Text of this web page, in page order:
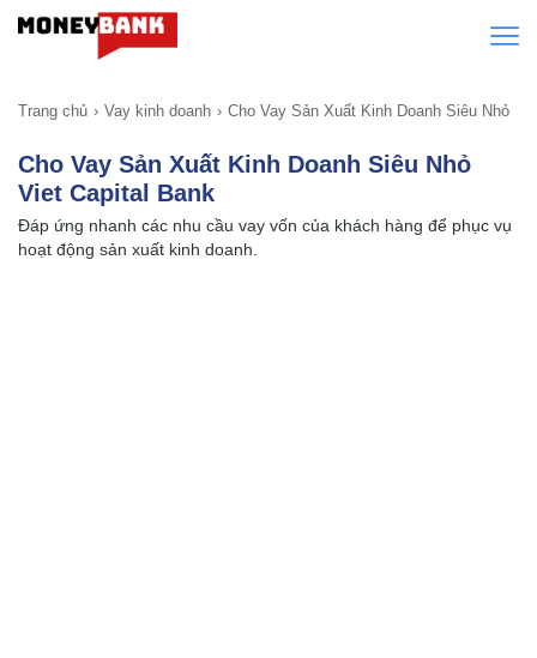
Trang chủ Vay kinh doanh Cho Vay Sản Xuất Kinh Doanh Siêu Nhỏ
Cho Vay Sản Xuất Kinh Doanh Siêu Nhỏ
Viet Capital Bank
Đáp ứng nhanh các nhu cầu vay vốn của khách hàng để phục vụ
hoạt động sản xuất kinh doanh.